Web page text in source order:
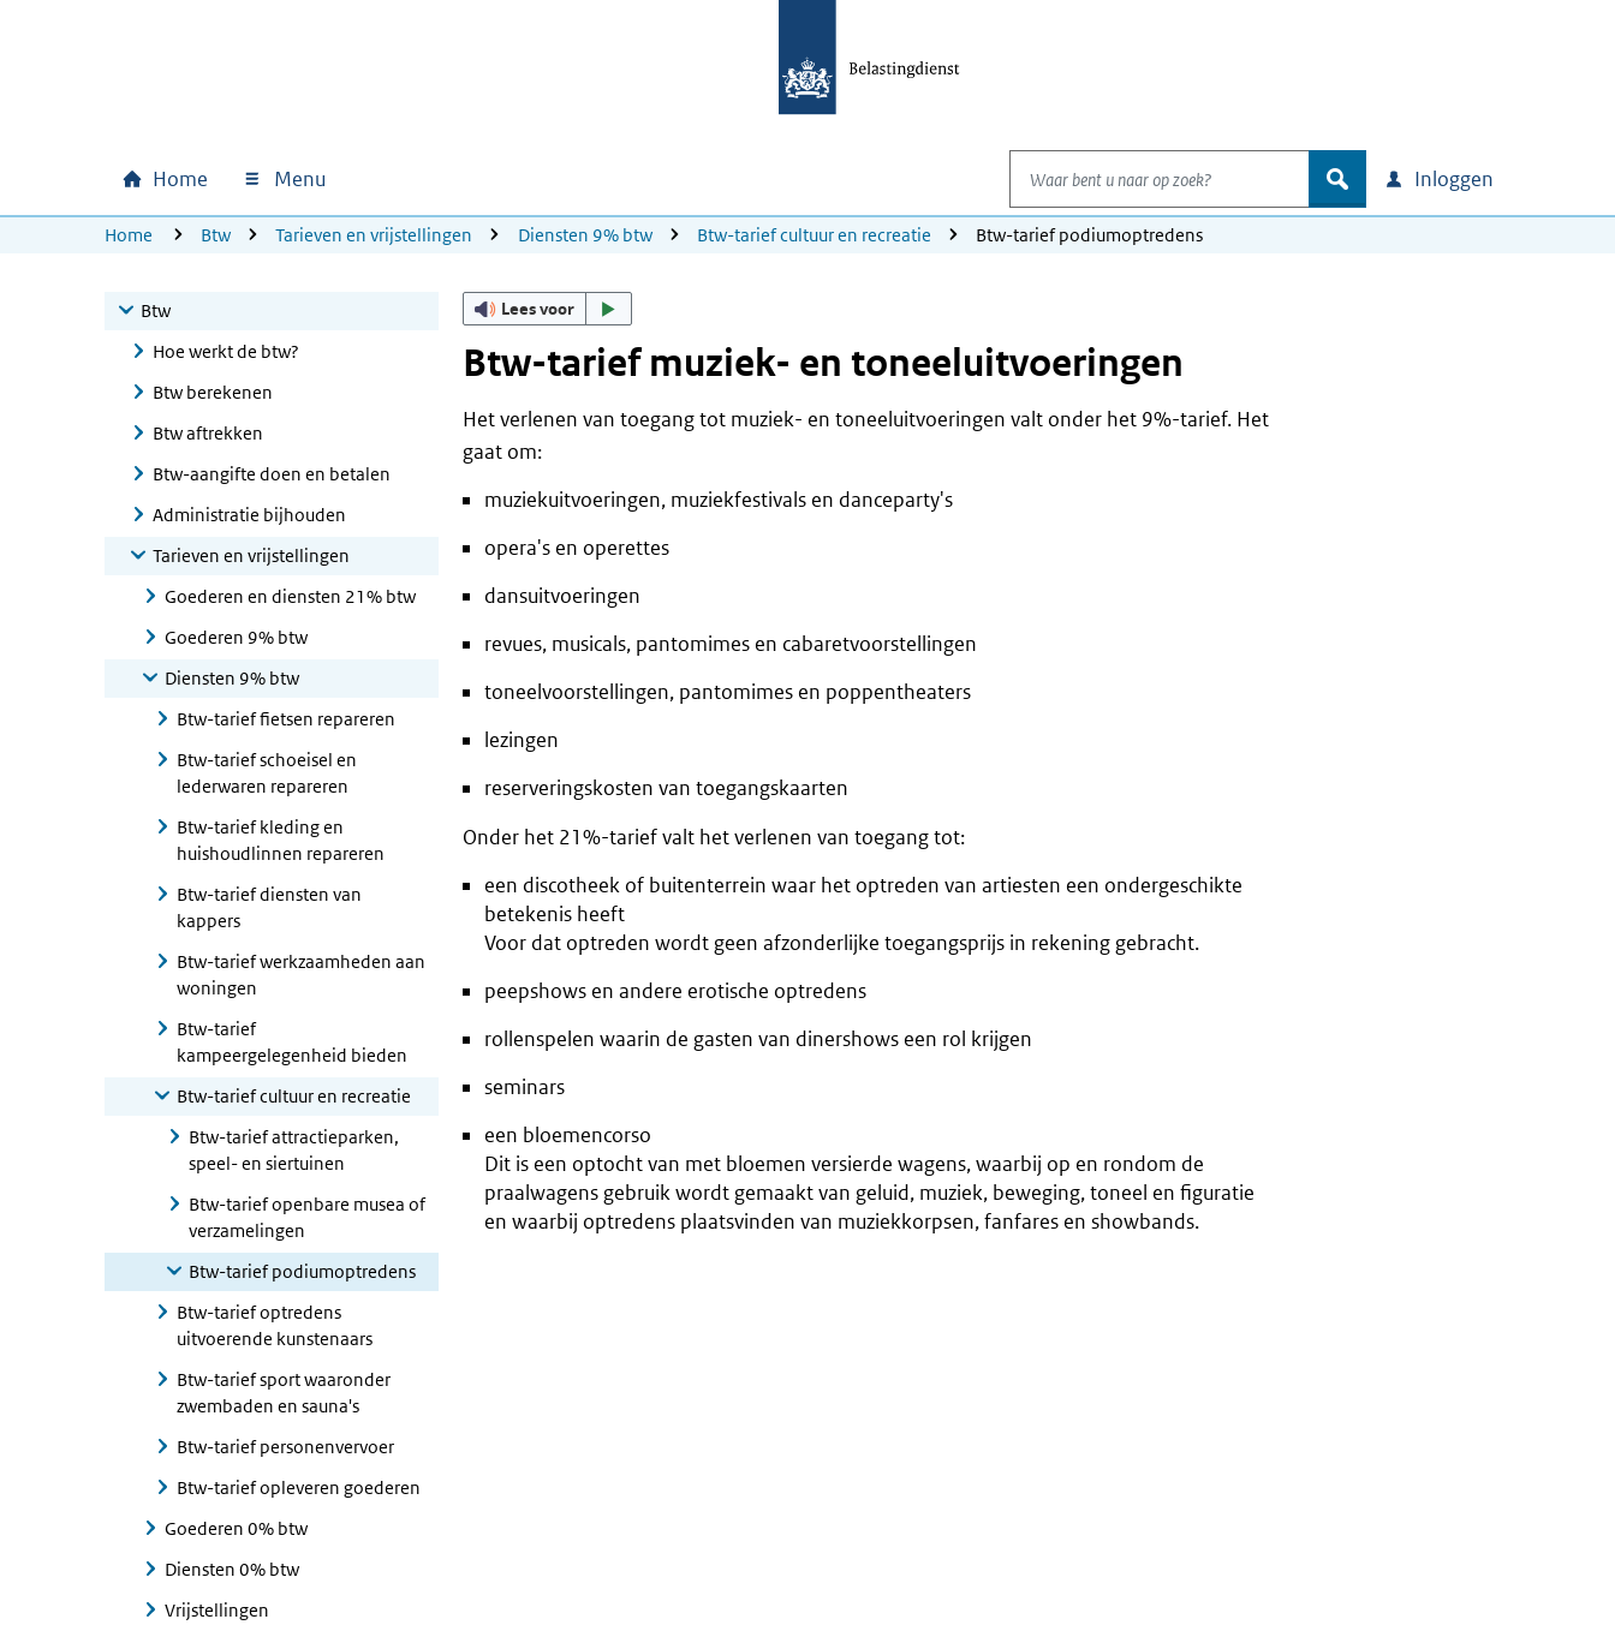
Hoofdnavigatie
Home Menu
Waar bent u naar op zoek?
zoek Inloggen
U bevindt zich hier:
Home Btw Tarieven en vrijstellingen Diensten 9% btw Btw-tarief cultuur en recreatie Btw-tarief podiumoptredens
Btw
Hoe werkt de btw?
Btw berekenen
Btw aftrekken
Btw-aangifte doen en betalen
Administratie bijhouden
Tarieven en vrijstellingen
Goederen en diensten 21% btw
Goederen 9% btw
Diensten 9% btw
Btw-tarief fietsen repareren
Btw-tarief schoeisel en
lederwaren repareren
Btw-tarief kleding en
huishoudlinnen repareren
Btw-tarief diensten van
kappers
Btw-tarief werkzaamheden aan
woningen
Btw-tarief
kampeergelegenheid bieden
Btw-tarief cultuur en recreatie
Btw-tarief attractieparken,
speel- en siertuinen
Btw-tarief openbare musea of
verzamelingen
Btw-tarief podiumoptredens
Btw-tarief optredens
uitvoerende kunstenaars
Btw-tarief sport waaronder
zwembaden en sauna's
Btw-tarief personenvervoer
Btw-tarief opleveren goederen
Goederen 0% btw
Diensten 0% btw
Vrijstellingen
Lees voor
Btw-tarief muziek- en toneeluitvoeringen
Het verlenen van toegang tot muziek- en toneeluitvoeringen valt onder het 9%-tarief. Het
gaat om:
muziekuitvoeringen, muziekfestivals en danceparty's
opera's en operettes
dansuitvoeringen
revues, musicals, pantomimes en cabaretvoorstellingen
toneelvoorstellingen, pantomimes en poppentheaters
lezingen
reserveringskosten van toegangskaarten
Onder het 21%-tarief valt het verlenen van toegang tot:
een discotheek of buitenterrein waar het optreden van artiesten een ondergeschikte
betekenis heeft
Voor dat optreden wordt geen afzonderlijke toegangsprijs in rekening gebracht.
peepshows en andere erotische optredens
rollenspelen waarin de gasten van dinershows een rol krijgen
seminars
een bloemencorso
Dit is een optocht van met bloemen versierde wagens, waarbij op en rondom de
praalwagens gebruik wordt gemaakt van geluid, muziek, beweging, toneel en figuratie
en waarbij optredens plaatsvinden van muziekkorpsen, fanfares en showbands.